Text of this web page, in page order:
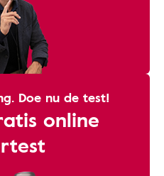
Doe nu de test!
online